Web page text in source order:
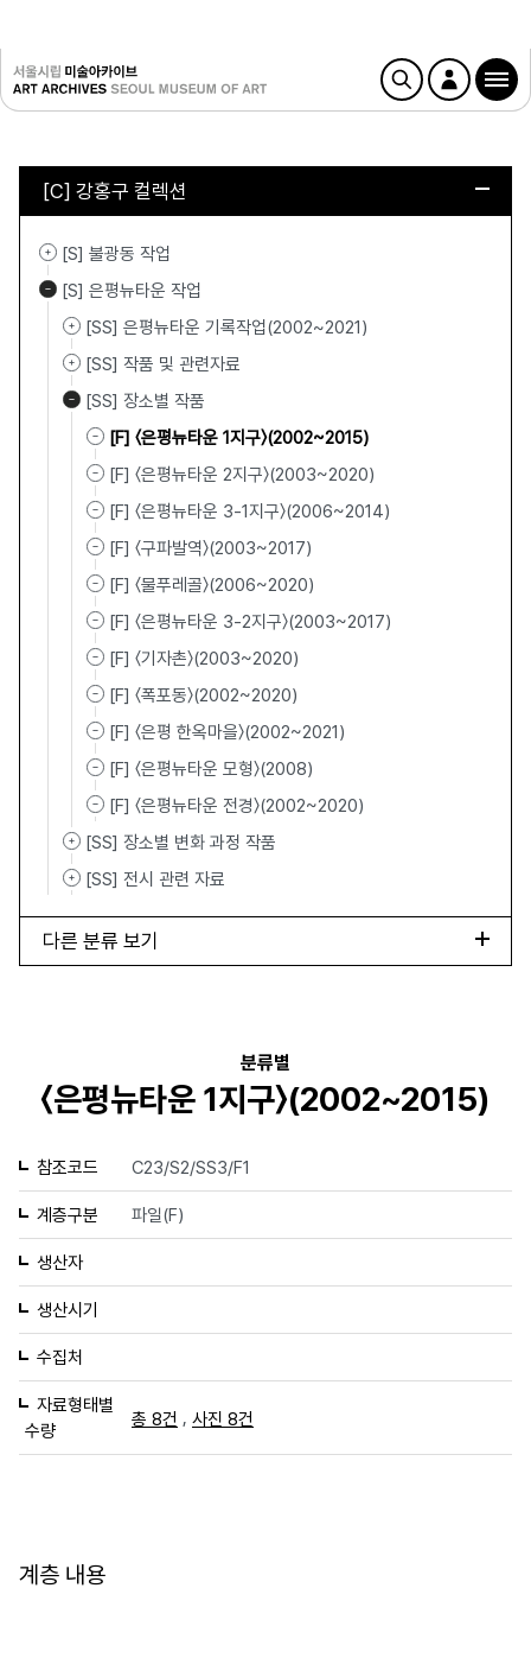
[C] 강홍구 컬렉션
[S] 불광동 작업
[S] 은평뉴타운 작업
[SS] 은평뉴타운 기록작업(2002~2021)
[SS] 작품 및 관련자료
[SS] 장소별 작품
[F] 〈은평뉴타운 1지구〉(2002~2015)
[F] 〈은평뉴타운 2지구〉(2003~2020)
[F] 〈은평뉴타운 3-1지구〉(2006~2014)
[F] 〈구파발역〉(2003~2017)
[F] 〈물푸레골〉(2006~2020)
[F] 〈은평뉴타운 3-2지구〉(2003~2017)
[F] 〈기자촌〉(2003~2020)
[F] 〈폭포동〉(2002~2020)
[F] 〈은평 한옥마을〉(2002~2021)
[F] 〈은평뉴타운 모형〉(2008)
[F] 〈은평뉴타운 전경〉(2002~2020)
[SS] 장소별 변화 과정 작품
[SS] 전시 관련 자료
다른 분류 보기
분류별
〈은평뉴타운 1지구〉(2002~2015)
참조코드 C23/S2/SS3/F1
계층구분 파일(F)
생산자
생산시기
수집처
자료형태별
수량
총 8건 , 사진 8건
계층 내용